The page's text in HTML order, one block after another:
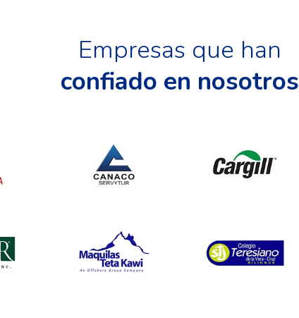
Empresas que han
confiado en nosotros